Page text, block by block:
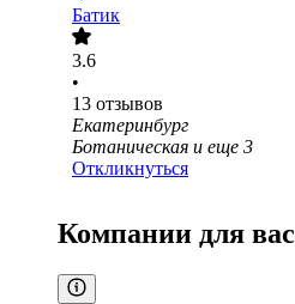
Батик
3.6
•
13 отзывов
Екатеринбург
Ботаническая и еще 3
Откликнуться
Компании для вас